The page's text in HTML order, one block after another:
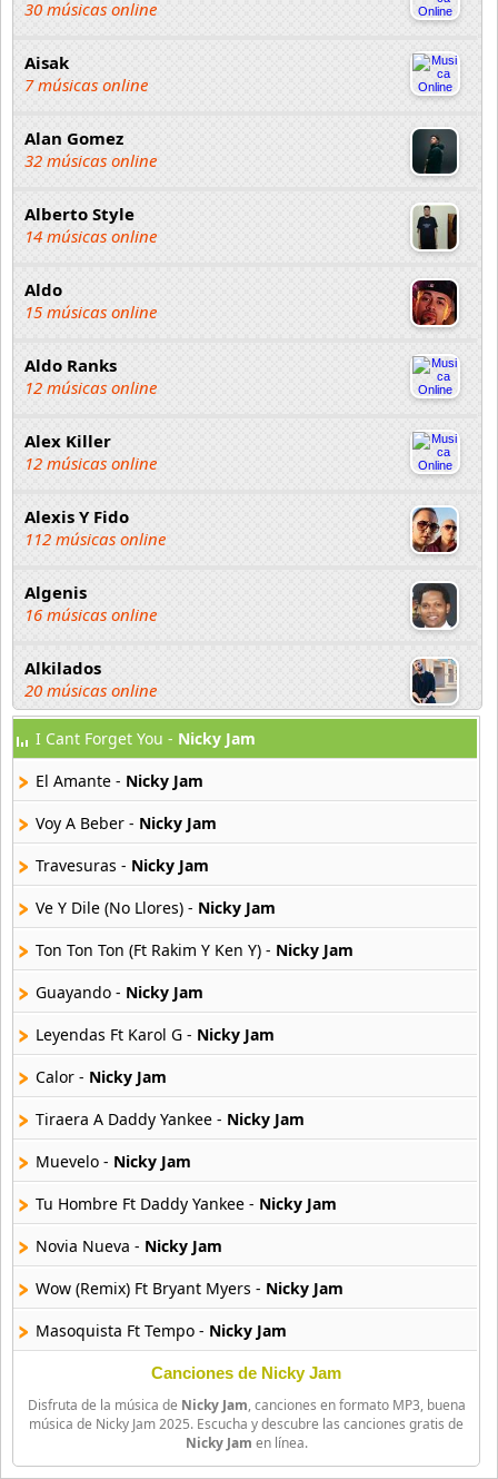
30 músicas online
Aisak
7 músicas online
Alan Gomez
32 músicas online
Alberto Style
14 músicas online
Aldo
15 músicas online
Aldo Ranks
12 músicas online
Alex Killer
12 músicas online
Alexis Y Fido
112 músicas online
Algenis
16 músicas online
Alkilados
20 músicas online
Andy Boy
42 músicas online
Angel Olmos
9 músicas online
20 músicas online
Anton La Voz De Oro
10 músicas online
Anuel Aa
257 músicas online
Arcangel
416 músicas online
Arcangel Y De La Ghetto
101 músicas online
Arthur
4 músicas online
Asesino
21 músicas online
Aspirante
I Cant Forget You - Nicky Jam
El Amante - Nicky Jam
Voy A Beber - Nicky Jam
Travesuras - Nicky Jam
Ve Y Dile (No Llores) - Nicky Jam
Ton Ton Ton (Ft Rakim Y Ken Y) - Nicky Jam
Guayando - Nicky Jam
Leyendas Ft Karol G - Nicky Jam
Calor - Nicky Jam
Tiraera A Daddy Yankee - Nicky Jam
Muevelo - Nicky Jam
Tu Hombre Ft Daddy Yankee - Nicky Jam
Novia Nueva - Nicky Jam
Wow (Remix) Ft Bryant Myers - Nicky Jam
Masoquista Ft Tempo - Nicky Jam
El Favor Ft Dimelo Flow -Nicky Jam
Borracho -Nicky Jam
Mi Fantasia Ft Messiah - Nicky Jam
Canciones de Nicky Jam
Disfruta de la música de Nicky Jam, canciones en formato MP3, buena
música de Nicky Jam 2025. Escucha y descubre las canciones gratis de
Nicky Jam en línea.